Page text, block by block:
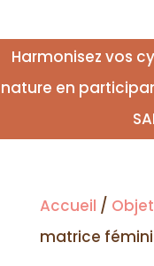
Harmonisez vos
nature en
Accueil /
matrice